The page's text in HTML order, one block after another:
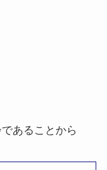
あることから